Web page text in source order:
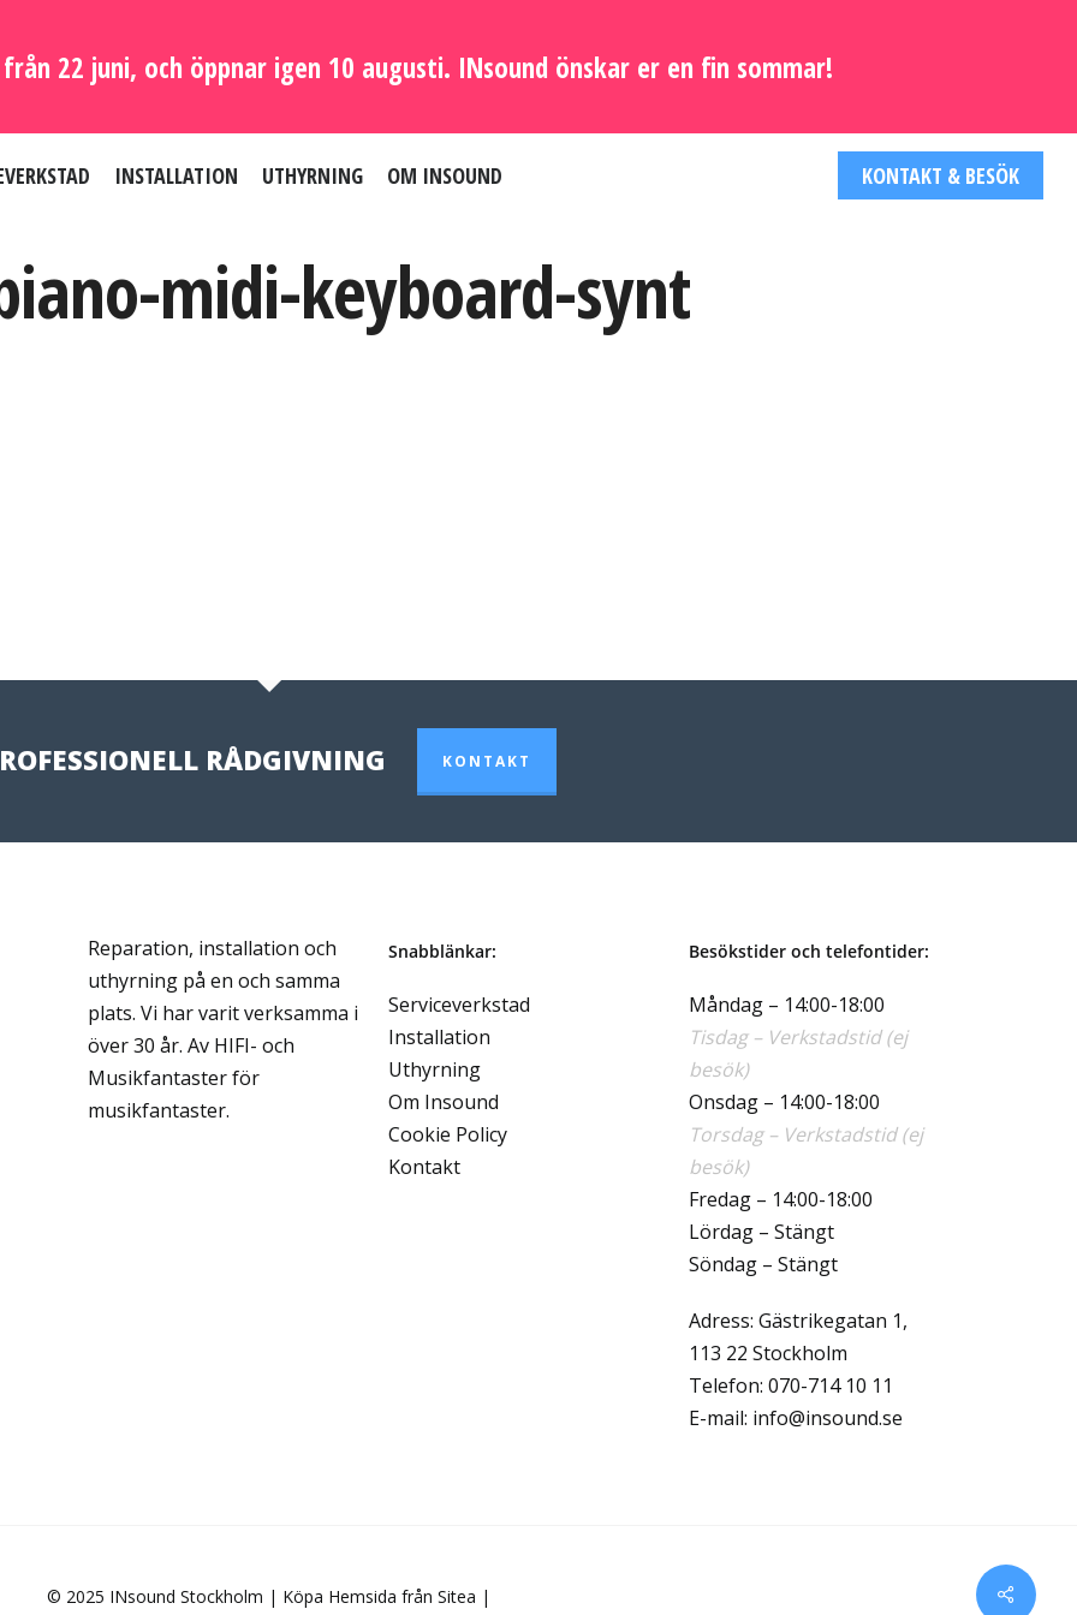
22 juni, och öppnar igen 10 augusti. INsound önskar er en fin sommar!
INSTALLATION UTHYRNING OM INSOUND KONTAKT & BESÖK
midi-keyboard-synt
RÅDGIVNING KONTAKT
Reparation, installation och
uthyrning på en och samma
plats. Vi har varit verksamma i
över 30 år. Av HIFI- och
Musikfantaster för
musikfantaster.
Snabblänkar:
Serviceverkstad
Installation
Uthyrning
Om Insound
Cookie Policy
Kontakt
Besökstider och telefontider:
Måndag – 14:00-18:00
Tisdag – Verkstadstid (ej
besök)
Onsdag – 14:00-18:00
Torsdag – Verkstadstid (ej
besök)
Fredag – 14:00-18:00
Lördag – Stängt
Söndag – Stängt
Adress: Gästrikegatan 1,
113 22 Stockholm
Telefon:070-714 10 11
E-mail: info@insound.se
© 2025 INsound Stockholm | Köpa Hemsida från Sitea |